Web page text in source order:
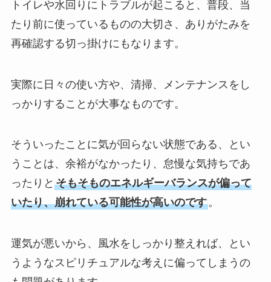
トイレや水回りにトラブルが起こると、普段、当
たり前に使っているものの大切さ、ありがたみを
再確認する切っ掛けにもなります。
実際に日々の使い方や、清掃、メンテナンスをし
っかりすることが大事なものです。
そういったことに気が回らない状態である、とい
うことは、余裕がなかったり、怠慢な気持ちであ
ったりと そもそものエネルギーバランスが偏って
いたり、崩れている可能性が高いのです。
運気が悪いから、風水をしっかり整えれば、とい
うようなスピリチュアルな考えに偏ってしまうの